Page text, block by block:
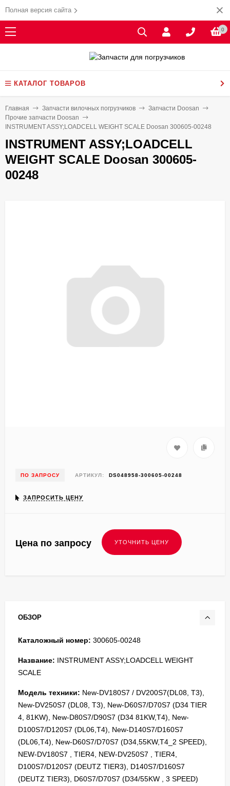
Полная версия сайта
0
КАТАЛОГ ТОВАРОВ
Главная Запчасти вилочных погрузчиков
Запчасти Doosan
Прочие запчасти Doosan
INSTRUMENT ASSY;LOADCELL WEIGHT SCALE Doosan 300605-00248
INSTRUMENT ASSY;LOADCELL
WEIGHT SCALE Doosan 300605-
00248
ПО ЗАПРОСУ АРТИКУЛ: DS048958-300605-00248
ЗАПРОСИТЬ ЦЕНУ
Цена по запросу
ОБЗОР
Каталожный номер: 300605-00248
Название: INSTRUMENT ASSY;LOADCELL WEIGHT
SCALE
Модель техники: New-DV180S7 / DV200S7(DL08, T3),
New-DV250S7 (DL08, T3), New-D60S7/D70S7 (D34 TIER
4, 81KW), New-D80S7/D90S7 (D34 81KW,T4), New-
D100S7/D120S7 (DL06,T4), New-D140S7/D160S7
(DL06,T4), New-D60S7/D70S7 (D34,55KW,T4_2 SPEED),
NEW-DV180S7 , TIER4, NEW-DV250S7 , TIER4,
D100S7/D120S7 (DEUTZ TIER3), D140S7/D160S7
(DEUTZ TIER3), D60S7/D70S7 (D34/55KW , 3 SPEED)